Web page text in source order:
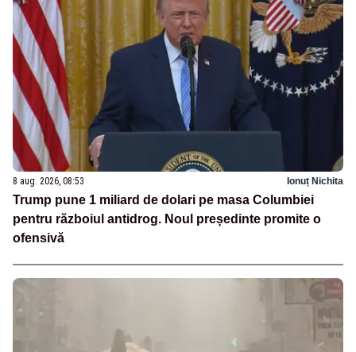
8 aug. 2026, 08:53 Ionuț Nichita
Trump pune 1 miliard de dolari pe masa Columbiei
pentru războiul antidrog. Noul președinte promite o
ofensivă